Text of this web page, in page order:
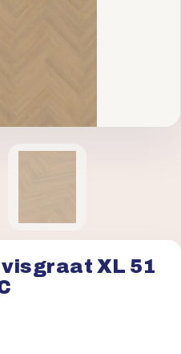
XL 51